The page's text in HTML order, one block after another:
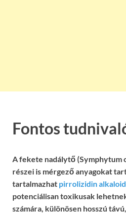
Fontos
A fekete nadálytő (Symphytum
részei is mérgező anyagokat
tartalmazhat pirrolizidin
potenciálisan toxikusak
számára, különösen hosszú